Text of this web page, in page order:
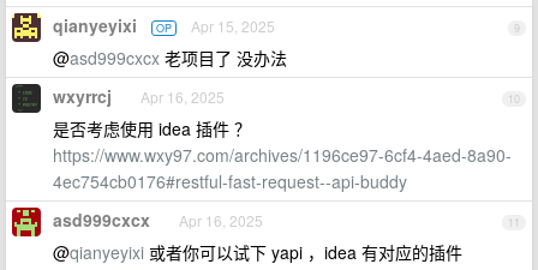
9
qianyeyixi OP Apr 15, 2025
@asd999cxcx 老项目了 没办法
10
wxyrrcj Apr 16, 2025
是否考虑使用 idea 插件 ？
https://www.wxy97.com/archives/1196ce97-6cf4-4aed-8a90-
4ec754cb0176#restful-fast-request--api-buddy
11
asd999cxcx Apr 16, 2025
@qianyeyixi 或者你可以试下 yapi ，idea 有对应的插件